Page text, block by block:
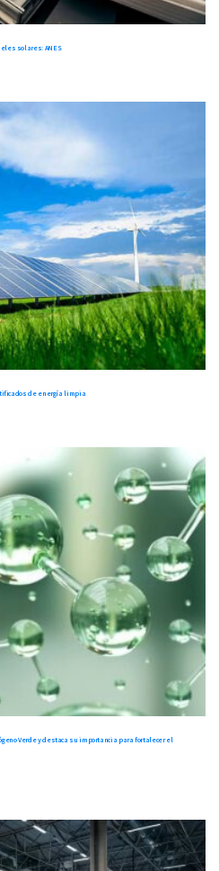
solares: ANES
de energía limpia
Verde y destaca su importancia para fortalecer el